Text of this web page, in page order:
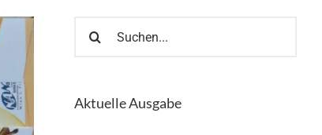
nach:
Aktuelle Ausgabe